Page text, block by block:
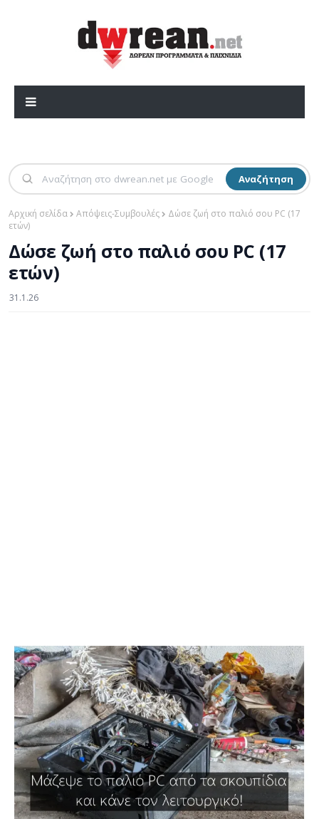
Αναζήτηση
Αρχική σελίδα Απόψεις-Συμβουλές
Δώσε ζωή στο παλιό σου PC (17
ετών)
Δώσε ζωή στο παλιό σου PC (17
ετών)
31.1.26